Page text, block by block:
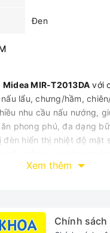
Đen
Midea MIR-T2013DA với
lẩu, chưng/hầm,
nhu cầu nấu nướng,
phong phú, đa dạng
đèn hiển thị nhiệt độ mặt
hệ thống phát nhiệt
làm bằng chất liệu sứ
Xem thêm
Chính sách